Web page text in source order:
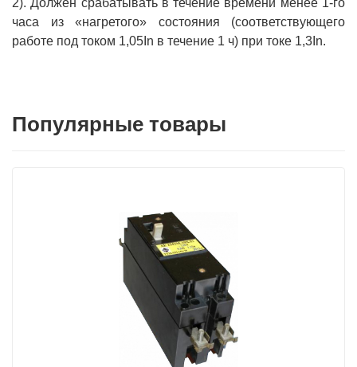
2). Должен срабатывать в течение времени менее 1-го
часа из «нагретого» состояния (соответствующего
работе под током 1,05In в течение 1 ч) при токе 1,3In.
Популярные товары